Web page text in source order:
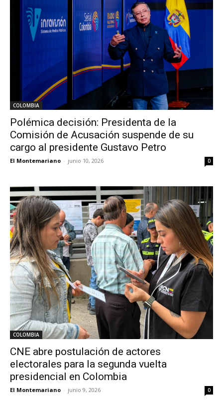
COLOMBIA
Polémica decisión: Presidenta de la
Comisión de Acusación suspende de su
cargo al presidente Gustavo Petro
El Montemariano - junio 10, 2026 0
COLOMBIA
CNE abre postulación de actores
electorales para la segunda vuelta
presidencial en Colombia
El Montemariano - junio 9, 2026 0